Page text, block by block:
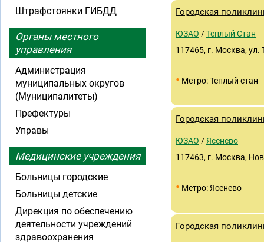
Городская
ЮЗАО /Теплый Стан
117465, г. Москва, ул.
• Метро: Теплый стан
Городская
ЮЗАО / Ясенево
117463, г. Москва,
• Метро: Ясенево
Городская
Штрафстоянки ГИБДД
Органы местного
управления
Администрация
муниципальных округов
(Муниципалитеты)
Префектуры
Управы
Медицинские учреждения
Больницы городские
Больницы детские
Дирекция по обеспечению
деятельности учреждений
здравоохранения